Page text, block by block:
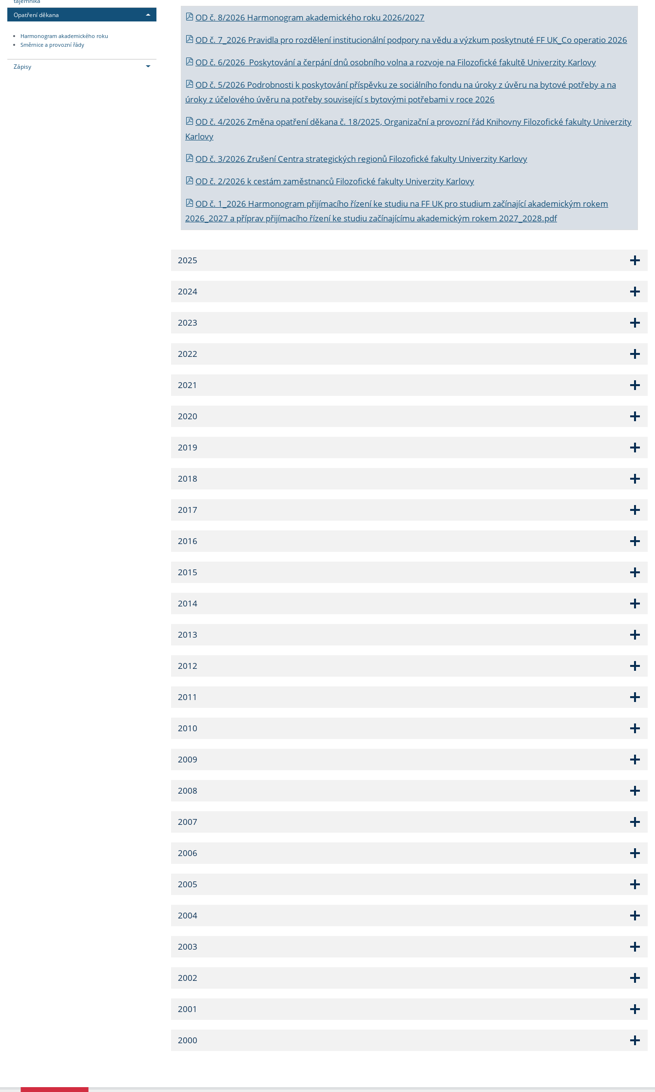
Opatření děkana
Harmonogram akademického roku
Směrnice a provozní řády
Zápisy
OD č. 8/2026 Harmonogram akademického roku 2026/2027
OD č. 7_2026 Pravidla pro rozdělení institucionální podpory na vědu a výzkum poskytnuté FF UK_Co operatio 2026
OD č. 6/2026 Poskytování a čerpání dnů osobního volna a rozvoje na Filozofické fakultě Univerzity Karlovy
OD č. 5/2026 Podrobnosti k poskytování příspěvku ze sociálního fondu na úroky z úvěru na bytové potřeby a na
úroky z účelového úvěru na potřeby související s bytovými potřebami v roce 2026
OD č. 4/2026 Změna opatření děkana č. 18/2025, Organizační a provozní řád Knihovny Filozofické fakulty Univerzity
Karlovy
OD č. 3/2026 Zrušení Centra strategických regionů Filozofické fakulty Univerzity Karlovy
OD č. 2/2026 k cestám zaměstnanců Filozofické fakulty Univerzity Karlovy
OD č. 1_2026 Harmonogram přijímacího řízení ke studiu na FF UK pro studium začínající akademickým rokem
2026_2027 a příprav přijímacího řízení ke studiu začínajícímu akademickým rokem 2027_2028.pdf
2025
2024
2023
2022
2021
2020
2019
2018
2017
2016
2015
2014
2013
2012
2011
2010
2009
2008
2007
2006
2005
2004
2003
2002
2001
2000